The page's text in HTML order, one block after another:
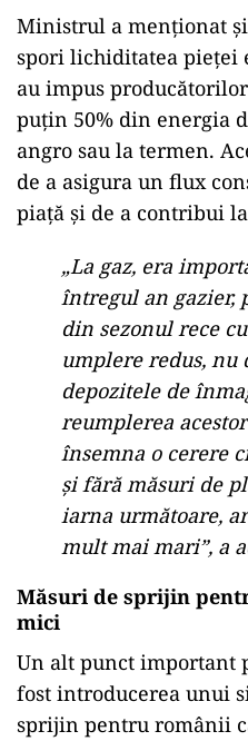
Ministrul a menționat
spori lichiditatea pieței
au impus
puțin 50% din energia
angro sau la termen.
de a asigura un flux
piață și de a contribui
„La gaz, era
întregul an gazier,
din sezonul rece
umplere redus, nu
depozitele de
reumplerea
însemna o cerere
și fără măsuri de
iarna următoare,
mult mai mari”, a
Măsuri de sprijin
mici
Un alt punct important
fost introducerea unui
sprijin pentru românii